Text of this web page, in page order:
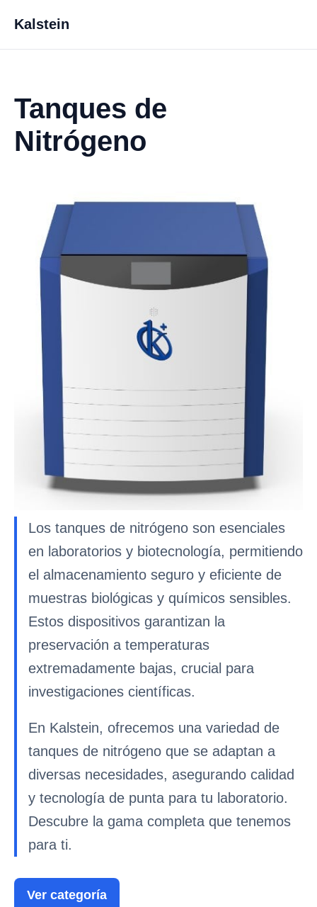
Kalstein
Tanques de
Nitrógeno
Los tanques de nitrógeno son esenciales
en laboratorios y biotecnología, permitiendo
el almacenamiento seguro y eficiente de
muestras biológicas y químicos sensibles.
Estos dispositivos garantizan la
preservación a temperaturas
extremadamente bajas, crucial para
investigaciones científicas.
En Kalstein, ofrecemos una variedad de
tanques de nitrógeno que se adaptan a
diversas necesidades, asegurando calidad
y tecnología de punta para tu laboratorio.
Descubre la gama completa que tenemos
para ti.
Ver categoría